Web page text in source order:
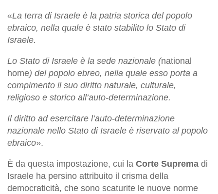
«La terra di Israele è la patria storica del popolo
ebraico, nella quale è stato stabilito lo Stato di
Israele.
Lo Stato di Israele è la sede nazionale (national
home) del popolo ebreo, nella quale esso porta a
compimento il suo diritto naturale, culturale,
religioso e storico all’auto-determinazione.
Il diritto ad esercitare l’auto-determinazione
nazionale nello Stato di Israele è riservato al popolo
ebraico».
È da questa impostazione, cui la Corte Suprema di
Israele ha persino attribuito il crisma della
democraticità, che sono scaturite le nuove norme